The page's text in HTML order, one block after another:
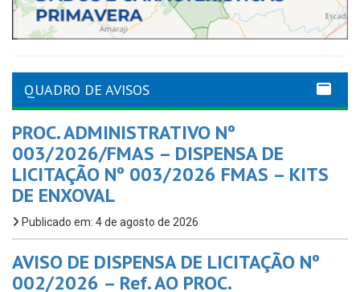
QUADRO DE AVISOS
PROC. ADMINISTRATIVO Nº
003/2026/FMAS – DISPENSA DE
LICITAÇÃO Nº 003/2026 FMAS – KITS
DE ENXOVAL
Publicado em: 4 de agosto de 2026
AVISO DE DISPENSA DE LICITAÇÃO Nº
002/2026 – Ref. AO PROC.